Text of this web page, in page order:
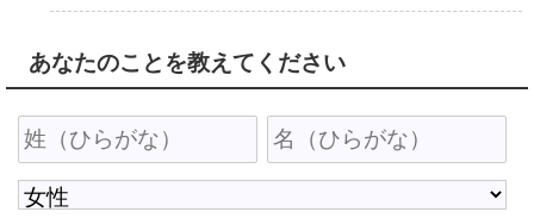
あなたのことを教えてください